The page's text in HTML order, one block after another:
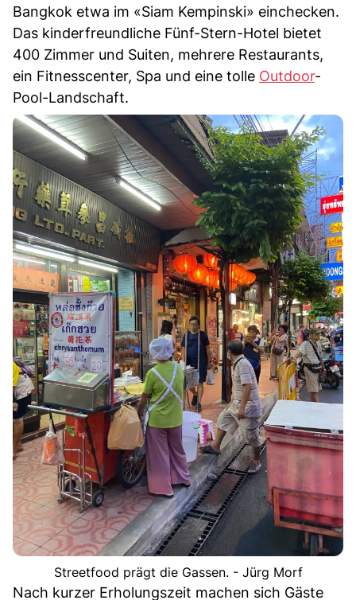
Bangkok etwa im «Siam Kempinski» einchecken.
Das kinderfreundliche Fünf-Stern-Hotel bietet
400 Zimmer und Suiten, mehrere Restaurants,
ein Fitnesscenter, Spa und eine tolle Outdoor-
Pool-Landschaft.
Streetfood prägt die Gassen. - Jürg Morf
Nach kurzer Erholungszeit machen sich Gäste